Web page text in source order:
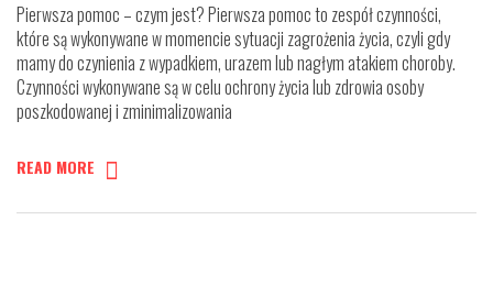
Pierwsza pomoc – czym jest? Pierwsza pomoc to zespół czynności,
które są wykonywane w momencie sytuacji zagrożenia życia, czyli gdy
mamy do czynienia z wypadkiem, urazem lub nagłym atakiem choroby.
Czynności wykonywane są w celu ochrony życia lub zdrowia osoby
poszkodowanej i zminimalizowania
READ MORE